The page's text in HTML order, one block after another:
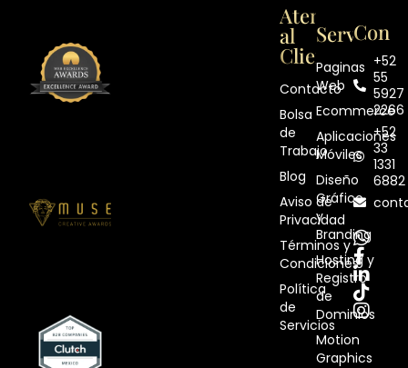
Atención
al
Cliente
Contacto
Bolsa
de
Trabajo
Blog
Aviso de
Privacidad
Términos y
Condiciones
Política
de
Servicios
Servicios
Paginas
Web
Ecommerce
Aplicaciones
Móviles
Diseño
Gráfico
y
Branding
Hosting y
Registro
de
Dominios
Motion
Graphics
+52
55
5927
2266
+52
33
1331
6882